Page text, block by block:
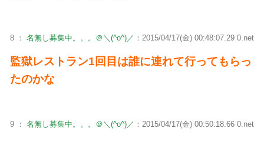
8 ： 名無し募集中。。。＠＼(^o^)／ ：2015/04/17(金) 00:48:07.29 0.net
監獄レストラン1回目は誰に連れて行ってもらっ
たのかな
9 ： 名無し募集中。。。＠＼(^o^)／ ：2015/04/17(金) 00:50:18.66 0.net